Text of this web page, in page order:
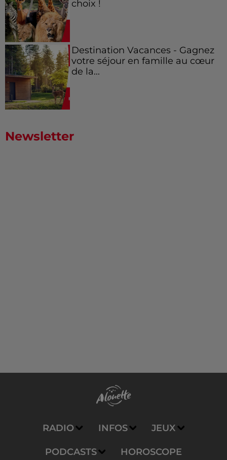
choix !
Destination Vacances - Gagnez
votre séjour en famille au cœur
de la...
Newsletter
RADIO INFOS JEUX
PODCASTS HOROSCOPE